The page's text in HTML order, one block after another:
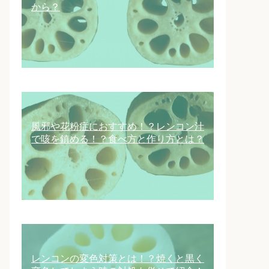
から？
風邪や花粉症におすすめ！？レンコン汁
で咳を鎮める！？食べ方と作り方とは？
レンコンの変色対策とは！？焼くと黒く